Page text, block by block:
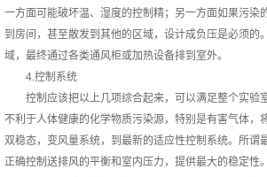
一方面可能破坏温、湿度的控制精；另一方面如果污
到房间，甚至散发到其他的区域，设计成负压是必须
域，最终通过各类通风柜或加热设备排到室外。
4.控制系统
控制应该把以上几项综合起来，可以满足整个实
不利于人体健康的化学物质污染源，特别是有害气体，
双稳态，变风量系统，到最新的适应性控制系统。所
正确控制送排风的平衡和室内压力，提供最大的稳定性